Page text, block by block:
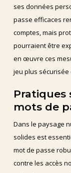
ses données
passe efficaces
comptes, mais
pourraient être
en œuvre ces
jeu plus
Pratiques
mots de
Dans le paysage
solides est
mot de passe
contre les accès